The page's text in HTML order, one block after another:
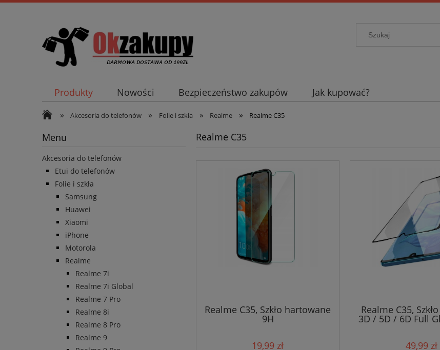
Produkty Nowości Bezpieczeństwo zakupów Jak kupować?
» Akcesoria do telefonów » Folie i szkła » Realme » Realme C35
Menu
Akcesoria do telefonów
Etui do telefonów
Folie i szkła
Samsung
Huawei
Xiaomi
iPhone
Motorola
Realme
Realme 7i
Realme 7i Global
Realme 7 Pro
Realme 8i
Realme 8 Pro
Realme 9
Realme C35
Realme C35, Szkło hartowane
9H
19,99 zł
Realme C35,
3D / 5D / 6D Full
49,99 zł